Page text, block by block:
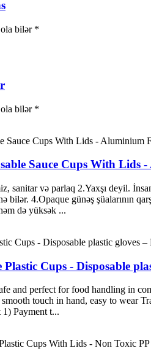
bilər *
bilər *
Sauce Cups With
sanitar və parlaq 2.Yaxşı deyil.
bilər. 4.Opaque günəş şüalarının
də yüksək ...
Cups - Disposable
and perfect for food handling in
touch in hand, easy to wear
Payment t...